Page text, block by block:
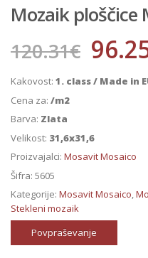
Mozaik ploščice
120.31€
Kakovost: 1. class / Made in
Cena za: /m2
Barva: Zlata
Velikost: 31,6x31,6
Proizvajalci: Mosavit Mosaico
Šifra: 5605
Kategorije: Mosavit Mosaico,
Stekleni mozaik
Povpraševanje